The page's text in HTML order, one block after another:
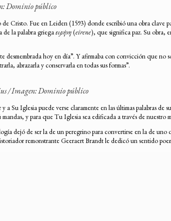
Dominio público
Cristo. Fue en Leiden (1593) donde escribió una obra clave
de la palabra griegaειρήνη(eirene), que significa paz. Su obra,
hoy en día”. Y afirmaba con convicción que no
abrazarla y conservarla en todas sus formas”.
/ Imagen: Dominio público
a Su Iglesia puede verse claramente en las últimas palabras
y para que Tu Iglesia sea edificada a través de
dejó de ser la de un peregrino para convertirse en la de
remonstrante Geeraert Brandt le dedicó un sentido